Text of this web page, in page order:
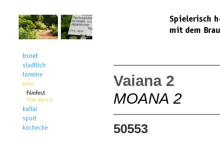
Vaiana 2
MOANA 2
50553